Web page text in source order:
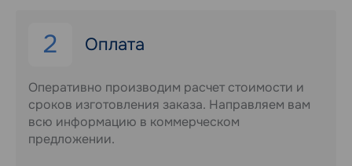
2 Оплата
Оперативно производим расчет стоимости и
сроков изготовления заказа. Направляем вам
всю информацию в коммерческом
предложении.